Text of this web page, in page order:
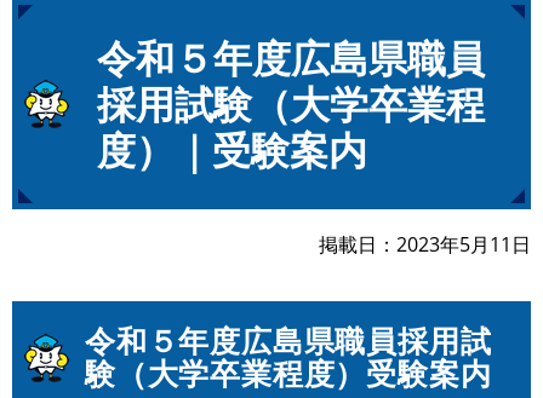
。
て
令和５年度広島県職員
採用試験（大学卒業程
度）｜受験案内
掲載日 2023年5月11日
令和５年度広島県職員採用試
験（大学卒業程度）受験案内